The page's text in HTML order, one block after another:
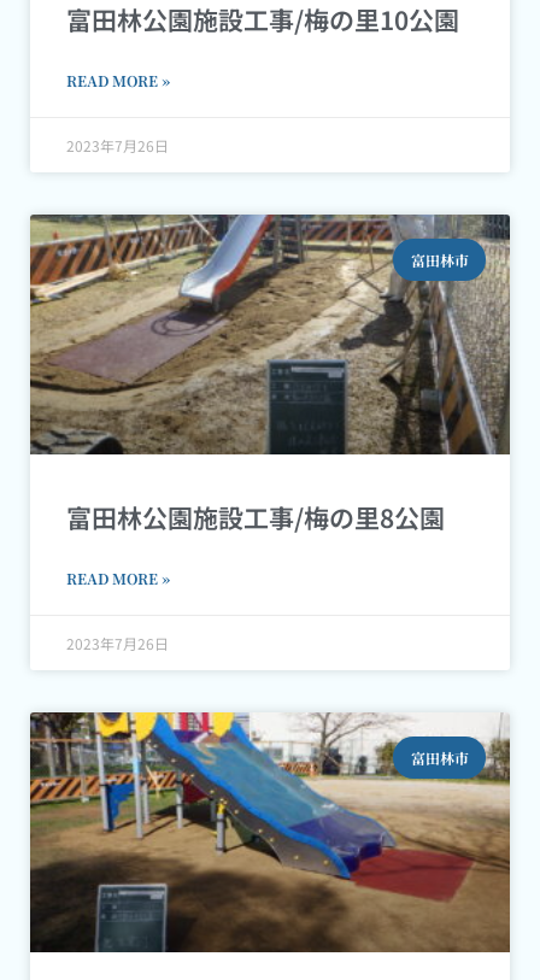
富田林公園施設工事/梅の里10公園
READ MORE »
2023年7月26日
富田林市
富田林公園施設工事/梅の里8公園
READ MORE »
2023年7月26日
富田林市